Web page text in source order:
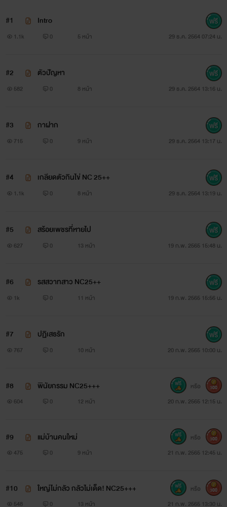
ป็นเรื่องราวความรักยุ่งๆมุ่งแก้แค้น
ระหว่างอังเดร ลูกชายเจ้าสัวที่รวยเป็นอันดับ 1 ของ
ประเทศ
กับเกวรินทร์ ลูกสาวบุญธรรมของเจ้าสัว ที่เป็นลูก
ติดของภรรยาใหม่
#1 Intro
1.1k 0 5 หน้า 29 ธ.ค. 2564 07:24 น.
#2 ตัวปัญหา
582 0 8 หน้า 29 ธ.ค. 2564 13:16 น.
#3 กาฝาก
715 0 9 หน้า 29 ธ.ค. 2564 13:17 น.
#4 เกลียดตัวกินไข่ NC 25++
1.1k 0 8 หน้า 29 ธ.ค. 2564 13:19 น.
#5 สร้อยเพชรที่หายไป
627 0 13 หน้า 19 ก.พ. 2565 15:48 น.
#6 รสสวาทสาว NC25++
1k 0 11 หน้า 19 ก.พ. 2565 15:56 น.
#7 ปฏิเสธรัก
767 0 10 หน้า 20 ก.พ. 2565 10:00 น.
#8 พินัยกรรม NC25+++
604 0 12 หน้า 20 ก.พ. 2565 12:15 น.
หรือ 300
#9 แม่บ้านคนใหม่
475 0 9 หน้า 21 ก.พ. 2565 12:45 น.
หรือ 300
#10 ใหญ่ไม่กลัว กลัวไม่เด็ด! NC25+++
548 0 13 หน้า 21 ก.พ. 2565 13:30 น.
หรือ 300